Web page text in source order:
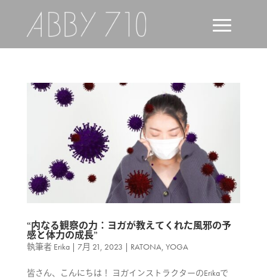
“内なる観察の力：ヨガが教えてくれた風邪の予
感と体力の成長”
執筆者 Erika| 7月 21, 2023 | RATONA YOGA
皆さん、こんにちは！ ヨガインストラクターのErikaで